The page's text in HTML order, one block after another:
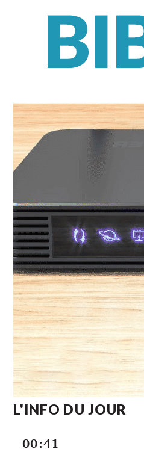
L'INFO DU JOUR
00:41